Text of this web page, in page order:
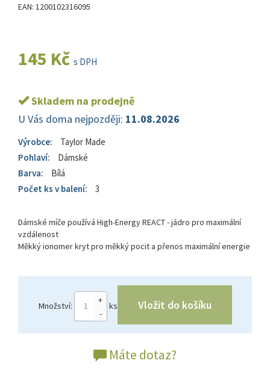
EAN: 1200102316095
145 Kč s DPH
Skladem na prodejně
U Vás doma nejpozději: 11.08.2026
Výrobce:
Taylor Made
Pohlaví:
Dámské
Barva:
Bílá
Počet ks v balení:
3
Dámské míče používá High-Energy REACT - jádro pro maximální
vzdálenost
Měkký ionomer kryt pro měkký pocit a přenos maximální energie
Množství:
-
+
ks Vložit do košíku
Máte dotaz?